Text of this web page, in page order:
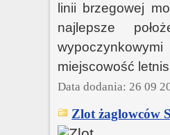
linii brzegowej
najlepsze
miejscowość
Data dodania: 26 09
Zlot żaglowców